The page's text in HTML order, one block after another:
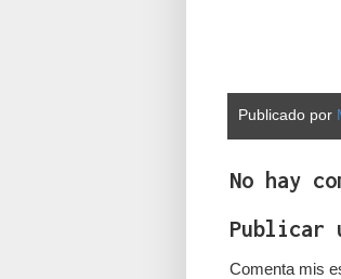
Publicado por
No hay
Publicar
Comenta mis